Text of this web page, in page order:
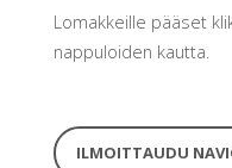
Lomakkeille pääset
nappuloiden kautta.
ILMOITTAUDU